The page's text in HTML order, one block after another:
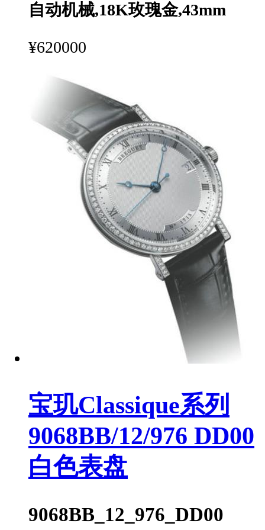
自动机械,18K玫瑰金,43mm
¥620000
宝玑Classique系列
9068BB/12/976 DD00
白色表盘
9068BB_12_976_DD00